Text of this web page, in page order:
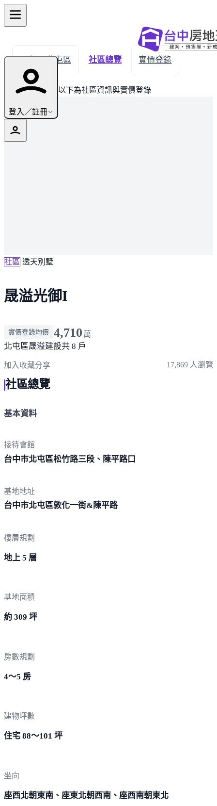
登入／註冊
← 返回北屯區 社區總覽 實價登錄
此建案已完銷，以下為社區資訊與實價登錄
社區 透天別墅
晟溢光御I
實價登錄均價 4,710 萬
北屯區晟溢建設共 8 戶
加入收藏分享 17,869 人瀏覽
社區總覽
基本資料
接待會館
台中市北屯區松竹路三段、陳平路口
基地地址
台中市北屯區敦化一街&陳平路
樓層規劃
地上 5 層
基地面積
約 309 坪
房數規劃
4～5 房
建物坪數
住宅 88～101 坪
坐向
座西北朝東南、座東北朝西南、座西南朝東北